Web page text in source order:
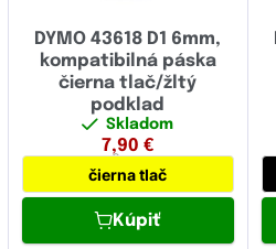
DYMO 43618 D1 6mm,
kompatibilná páska
čierna tlač/žltý
podklad
Skladom
7,90 €
6 mm
čierna tlač
Kúpiť